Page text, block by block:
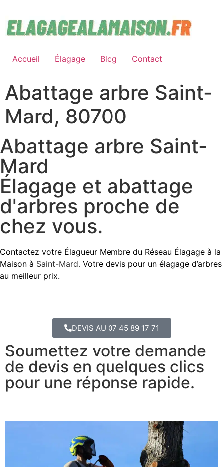
Accueil Élagage Blog Contact
Abattage arbre Saint-
Mard, 80700
Abattage arbre Saint-
Mard
Élagage et abattage
d'arbres proche de
chez vous.
Contactez votre Élagueur Membre du Réseau Élagage à la
Maison à Saint-Mard. Votre devis pour un élagage d’arbres
au meilleur prix.
DEVIS AU 07 45 89 17 71
Soumettez votre demande
de devis en quelques clics
pour une réponse rapide.​